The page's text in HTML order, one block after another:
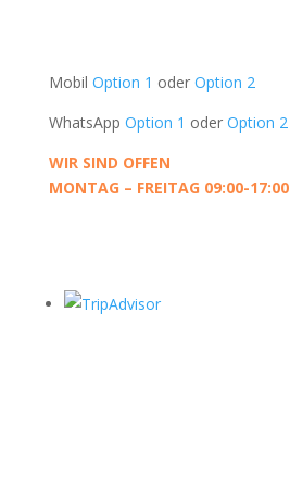
Mobil Option 1 oder Option 2
WhatsApp Option 1 oder Option 2
WIR SIND OFFEN
MONTAG – FREITAG 09:00-17:00